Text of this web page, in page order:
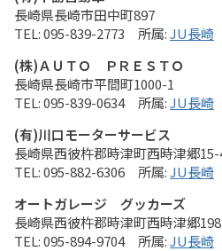
長崎県長崎市田中町897
095-839-2773
JU長崎
(株)ＡＵＴＯ ＰＲＥＳＴＯ
長崎県長崎市平間町1000-1
095-839-0634
JU長崎
(有)川口モーターサービス
長崎県西彼杵郡時津町西時津郷
095-882-6306
JU長崎
オートガレージ グッカーズ
長崎県西彼杵郡時津町西時津郷
095-894-9704
JU長崎